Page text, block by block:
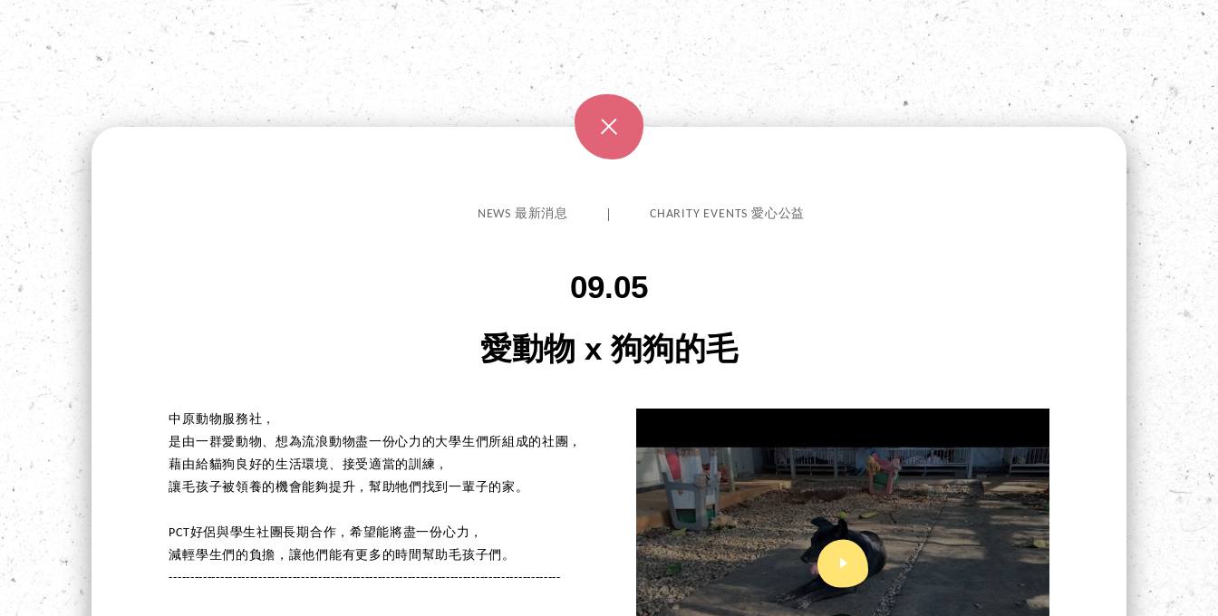
NEWS 最新消息 CHARITY EVENTS 愛心公益
09.05
愛動物 x 狗狗的毛
中原動物服務社，
是由一群愛動物、想為流浪動物盡一份心力的大學生們所組成的社團，
藉由給貓狗良好的生活環境、接受適當的訓練，
讓毛孩子被領養的機會能夠提升，幫助牠們找到一輩子的家。
PCT好侶與學生社團長期合作，希望能將盡一份心力，
減輕學生們的負擔，讓他們能有更多的時間幫助毛孩子們。
--------------------------------------------------------------------------------------------